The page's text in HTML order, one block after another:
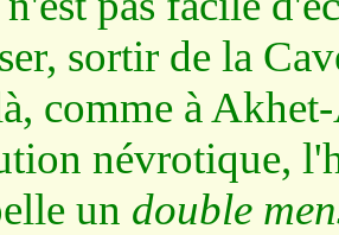
sortir de la
comme à
névrotique,
un double